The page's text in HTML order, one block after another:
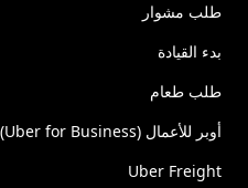
طلب مشوار
بدء القيادة
طلب طعام
أوبر للأعمال (Uber for Business)
Uber Freight